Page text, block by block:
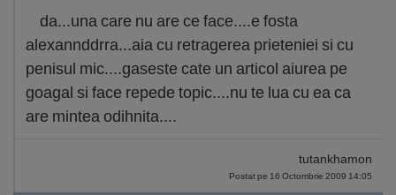
da...una care nu are ce face....e fosta
alexannddrra...aia cu retragerea prieteniei si cu
penisul mic....gaseste cate un articol aiurea pe
goagal si face repede topic....nu te lua cu ea ca
are mintea odihnita....
tutankhamon
Postat pe 16 Octombrie 2009 14:05